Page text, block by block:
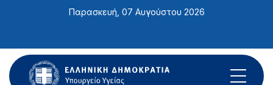
ιστότοπος
περιλαμβάνει
ένα
Παρασκευή, 07 Αυγούστου 2026